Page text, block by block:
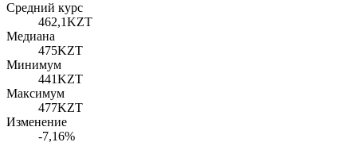
Средний курс
462,1KZT
Медиана
475KZT
Минимум
441KZT
Максимум
477KZT
Изменение
-7,16%